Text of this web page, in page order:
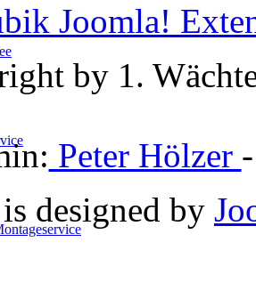
Joomla!
by 1.
Peter Hölzer
designed by